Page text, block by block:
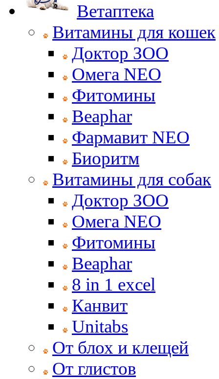
Ветаптека
Витамины для кошек
Доктор ЗОО
Омега NEO
Фитомины
Beaphar
Фармавит NEO
Биоритм
Витамины для собак
Доктор ЗОО
Омега NEO
Фитомины
Beaphar
8 in 1 excel
Канвит
Unitabs
От блох и клещей
От глистов